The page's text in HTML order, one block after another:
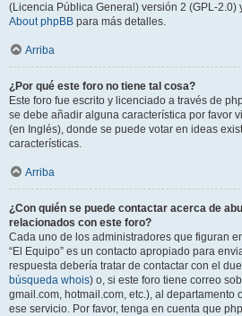
(Licencia Pública General) versión 2 (GPL-2.0)
About phpBB para más detalles.
Arriba
¿Por qué este foro no tiene tal cosa?
Este foro fue escrito y licenciado a través de
se debe añadir alguna característica por favor
(en Inglés), donde se puede votar en ideas
características.
Arriba
¿Con quién se puede contactar acerca de
relacionados con este foro?
Cada uno de los administradores que figuran
“El Equipo” es un contacto apropiado para
respuesta debería tratar de contactar con el
búsqueda whois) o, si este foro tiene correo
gmail.com, hotmail.com, etc.), al departamento
ese servicio. Por favor, tenga en cuenta que